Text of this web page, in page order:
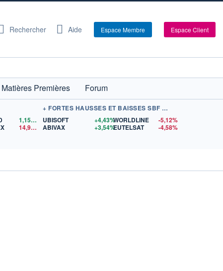
Rechercher Aide Espace Membre Espace Client
Matières Premières
Forum
1,1560
$US
14,95$US
+ FORTES HAUSSES ET BAISSES SBF 120
UBISOFT
+4,43%
ABIVAX
+3,54%
WORLDLINE
-5,12%
EUTELSAT
-4,58%